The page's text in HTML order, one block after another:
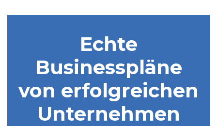
Echte
Businesspläne
von erfolgreichen
Unternehmen